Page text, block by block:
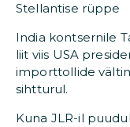
Stellantise rüppe
India kontsernile
liit viis USA
importtollide
sihtturul.
Kuna JLR-il